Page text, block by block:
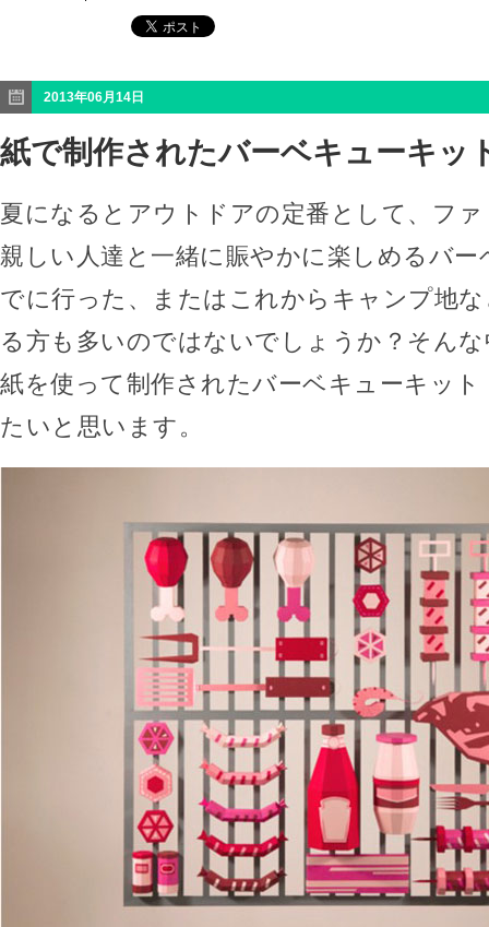
2013年06月14日
紙で制作されたバーベキューキッ
夏になるとアウトドアの定番として、フ
親しい人達と一緒に賑やかに楽しめるバー
でに行った、またはこれからキャンプ地
る方も多いのではないでしょうか？そん
紙を使って制作されたバーベキューキット
たいと思います。